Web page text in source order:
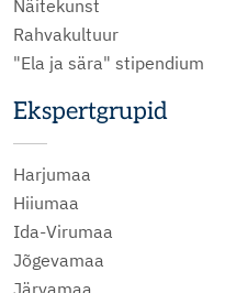
Näitekunst
Rahvakultuur
"Ela ja sära" stipendium
Ekspertgrupid
Harjumaa
Hiiumaa
Ida-Virumaa
Jõgevamaa
Järvamaa